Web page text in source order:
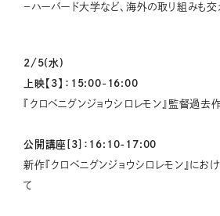
−ハーバード大学など、海外の取り組みも交
2/5(水)
上映【3】：15:00-16:00
『クロベニグンジョウシロレモン』監督過去
公開講座[3]：16:10-17:00
新作『クロベニグンジョウシロレモン』にお
て